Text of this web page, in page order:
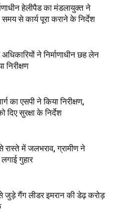
हेलीपैड का मंडलायुक्त ने
समय से कार्य पूरा कराने के निर्देश
ने निर्माणाधीन छह लेन
निरीक्षण
का एसपी ने किया निरीक्षण,
दिए सुरक्षा के निर्देश
रास्ते में जलभराव, ग्रामीण ने
गुहार
से जुड़े गैंग लीडर इमरान की डेढ़ करोड़